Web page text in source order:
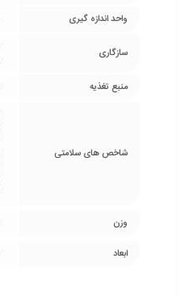
واحد اندازه گیری
سازگاری
منبع تغذیه
شاخص های سلامتی
وزن
ابعاد